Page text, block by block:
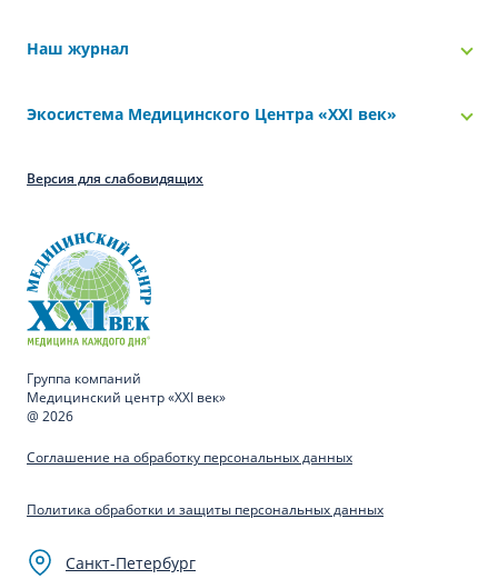
Наш журнал
Экосистема Медицинского Центра «‎XXI век»
Версия для слабовидящих
Группа компаний
Медицинский центр «XXI век»
@ 2026
Соглашение на обработку персональных данных
Политика обработки и защиты персональных данных
Санкт-Петербург